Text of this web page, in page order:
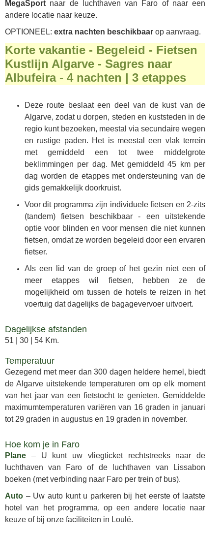
MegaSport naar de luchthaven van Faro of naar een
andere locatie naar keuze.
OPTIONEEL: extra nachten beschikbaar op aanvraag.
Korte vakantie - Begeleid - Fietsen
Kustlijn Algarve - Sagres naar
Albufeira - 4 nachten | 3 etappes
Deze route beslaat een deel van de kust van de
Algarve, zodat u dorpen, steden en kuststeden in de
regio kunt bezoeken, meestal via secundaire wegen
en rustige paden. Het is meestal een vlak terrein
met gemiddeld een tot twee middelgrote
beklimmingen per dag. Met gemiddeld 45 km per
dag worden de etappes met ondersteuning van de
gids gemakkelijk doorkruist.
Voor dit programma zijn individuele fietsen en 2-zits
(tandem) fietsen beschikbaar - een uitstekende
optie voor blinden en voor mensen die niet kunnen
fietsen, omdat ze worden begeleid door een ervaren
fietser.
Als een lid van de groep of het gezin niet een of
meer etappes wil fietsen, hebben ze de
mogelijkheid om tussen de hotels te reizen in het
voertuig dat dagelijks de bagagevervoer uitvoert.
Dagelijkse afstanden
51 | 30 | 54 Km.
Temperatuur
Gezegend met meer dan 300 dagen heldere hemel, biedt
de Algarve uitstekende temperaturen om op elk moment
van het jaar van een fietstocht te genieten. Gemiddelde
maximumtemperaturen variëren van 16 graden in januari
tot 29 graden in augustus en 19 graden in november.
Hoe kom je in Faro
Plane – U kunt uw vliegticket rechtstreeks naar de
luchthaven van Faro of de luchthaven van Lissabon
boeken (met verbinding naar Faro per trein of bus).
Auto – Uw auto kunt u parkeren bij het eerste of laatste
hotel van het programma, op een andere locatie naar
keuze of bij onze faciliteiten in Loulé.